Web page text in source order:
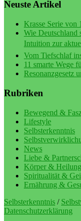
Neuste Artikel
Krasse Serie von
Wie Deutschland
Intuition zur
Vom Tiefschlaf
11 smarte Wege
Resonanzgesetz
Rubriken
Bewegend &
Lifestyle
Selbsterkenntnis
News
Liebe &
Körper & Heilung
Spiritualität &
Ernährung &
Selbsterkenntnis /
Datenschutzerklärung